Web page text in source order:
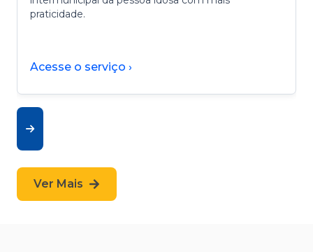
praticidade.
Acesse o serviço ›
Ver Mais